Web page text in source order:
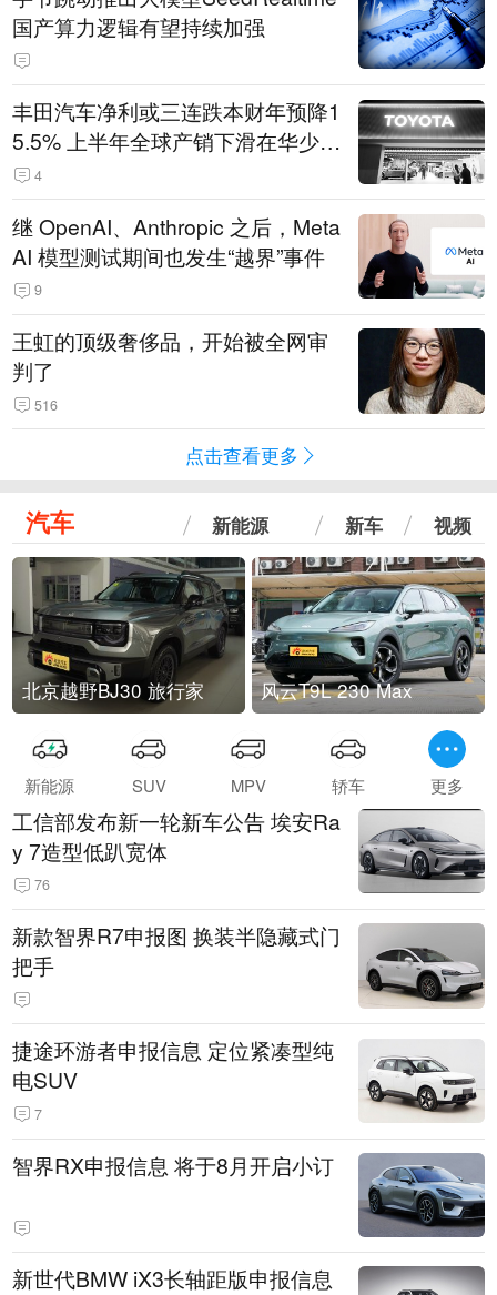
国产算力逻辑有望持续加强
丰田汽车净利或三连跌本财年预降1
5.5% 上半年全球产销下滑在华少卖
14.3万辆
4
继 OpenAI、Anthropic 之后，Meta
AI 模型测试期间也发生“越界”事件
9
王虹的顶级奢侈品，开始被全网审
判了
516
点击查看更多
汽车 新能源 新车 视频
北京越野BJ30 旅行家 风云T9L 230 Max
新能源 SUV MPV 轿车 更多
工信部发布新一轮新车公告 埃安Ra
y 7造型低趴宽体
76
新款智界R7申报图 换装半隐藏式门
把手
捷途环游者申报信息 定位紧凑型纯
电SUV
7
智界RX申报信息 将于8月开启小订
新世代BMW iX3长轴距版申报信息